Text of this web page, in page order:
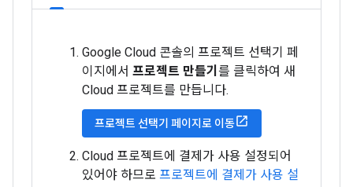
Google Cloud 콘솔의 프로젝트 선택기 페
이지에서 프로젝트 만들기 를 클릭하여 새
Cloud 프로젝트를 만듭니다.
프로젝트 선택기 페이지로 이동
Cloud 프로젝트에 결제가 사용 설정되어
있어야 하므로 프로젝트에 결제가 사용 설